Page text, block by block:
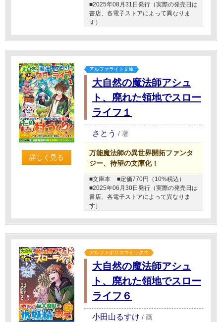
■2025年08月31日発行（実際の発売日は
書店、各電子ストアによって異なりま
す）
詳しく見る
アルファライト文庫
大自然の魔法師アシュ
ト、廃れた領地でスロー
ライフ１
さとう / 著
万能魔法師の異世界開拓ファンタ
ジー、待望の文庫化！
■文庫本
■定価770円（10%税込）
■2025年06月30日発行（実際の発売日は
書店、各電子ストアによって異なりま
す）
アルファポリスコミックス
大自然の魔法師アシュ
ト、廃れた領地でスロー
ライフ６
小田山るすけ / 画